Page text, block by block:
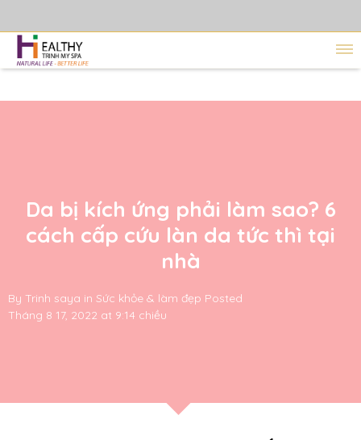
Da bị kích ứng phải làm sao? 6
cách cấp cứu làn da tức thì tại
nhà
By Trinh saya in Sức khỏe & làm đẹp Posted
Tháng 8 17, 2022 at 9:14 chiều